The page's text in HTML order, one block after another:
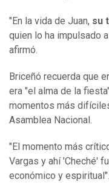
"En la vida de Juan, su
quien lo ha impulsado
afirmó.
Briceñó recuerda que
era "el alma de la
momentos más
Asamblea Nacional.
"El momento más
Vargas y ahí 'Cheché'
económico y espiritual".